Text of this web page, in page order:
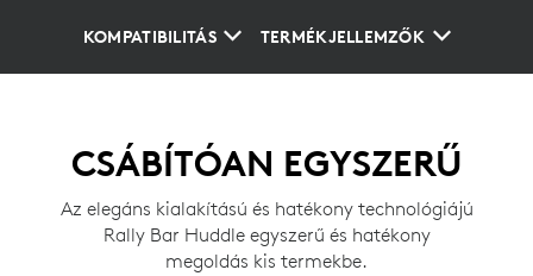
KOMPATIBILITÁS TERMÉKJELLEMZŐK
CSÁBÍTÓAN EGYSZERŰ
Az elegáns kialakítású és hatékony technológiájú
Rally Bar Huddle egyszerű és hatékony
megoldás kis termekbe.